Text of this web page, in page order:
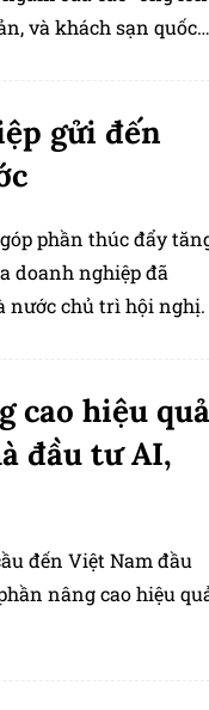
và khách sạn quốc
gửi đến
phần thúc đẩy
doanh nghiệp đã
nước chủ trì hội nghị.
cao hiệu quả
đầu tư AI,
đến Việt Nam đầu
nâng cao hiệu